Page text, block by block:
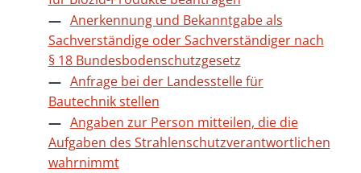
Anerkennung und Bekanntgabe als
Sachverständige oder Sachverständiger nach
§ 18 Bundesbodenschutzgesetz
Anfrage bei der Landesstelle für
Bautechnik stellen
Angaben zur Person mitteilen, die die
Aufgaben des Strahlenschutzverantwortlichen
wahrnimmt